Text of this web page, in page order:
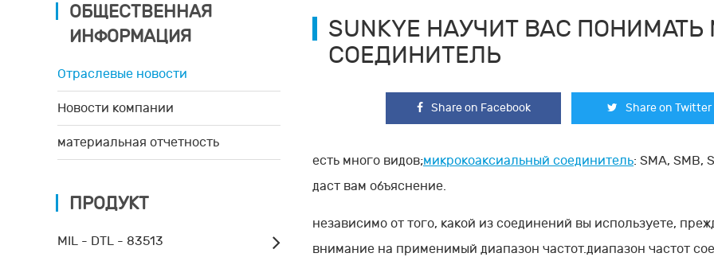
ОБЩЕСТВЕННАЯ
ИНФОРМАЦИЯ
Отраслевые новости
Новости компании
материальная отчетность
ПРОДУКТ
MIL - DTL - 83513
SUNKYE НАУЧИТ ВАС
СОЕДИНИТЕЛЬ
Share on Facebook Share on Twitter
есть много видов;микрокоаксиальный соединитель: SMA, SMB,
даст вам объяснение.
независимо от того, какой из соединений вы используете,
внимание на применимый диапазон частот.диапазон частот